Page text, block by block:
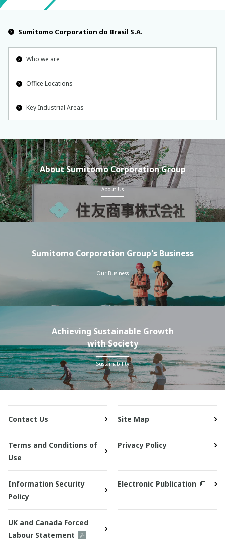
Sumitomo Corporation do Brasil S.A.
Who we are
Office Locations
Key Industrial Areas
About Sumitomo Corporation Group
About Us
Sumitomo Corporation Group's Business
Our Business
Achieving Sustainable Growth
with Society
Sustainability
Contact Us Site Map
Terms and Conditions of
Use
Privacy Policy
Information Security
Policy
Electronic Publication
UK and Canada Forced
Labour Statement